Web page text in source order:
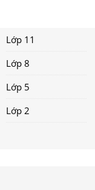
Lớp 11
Lớp 8
Lớp 5
Lớp 2